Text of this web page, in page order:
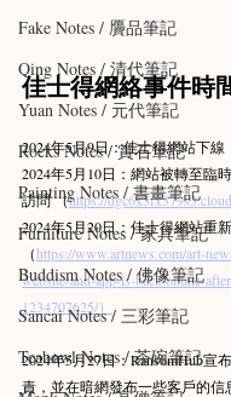
Fake Notes / 贗品筆記
Qing Notes / 清代筆記
Yuan Notes / 元代筆記
Rocks Notes / 賞石筆記
Painting Notes / 書畫筆記
Furniture Notes / 家具筆記
Buddism Notes / 佛像筆記
Sancai Notes / 三彩筆記
Teabowl Notes / 茶碗筆記
佳士得網絡事件時
2024年5月9日：佳士得網站下線
2024年5月10日：網站被轉至臨
訪問 （https://
2024年5月20日：佳士得網站重
（https://www.artnews.com/art-
website-and-app-is-back-online-
1234707625/）
2024年5月27日：RansomHub宣
責，並在暗網發布一些客戶的信